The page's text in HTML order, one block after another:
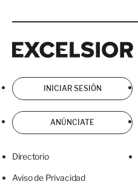
INICIAR SESIÓN
ANÚNCIATE
Directorio
Aviso de Privacidad